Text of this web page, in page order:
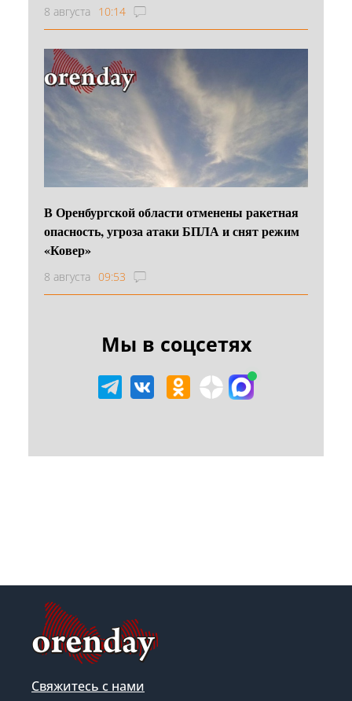
8 августа 10:14
В Оренбургской области отменены ракетная
опасность, угроза атаки БПЛА и снят режим
«Ковер»
8 августа 09:53
Мы в соцсетях
Свяжитесь с нами